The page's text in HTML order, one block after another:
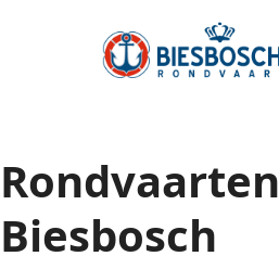
Rondvaarten
Biesbosch